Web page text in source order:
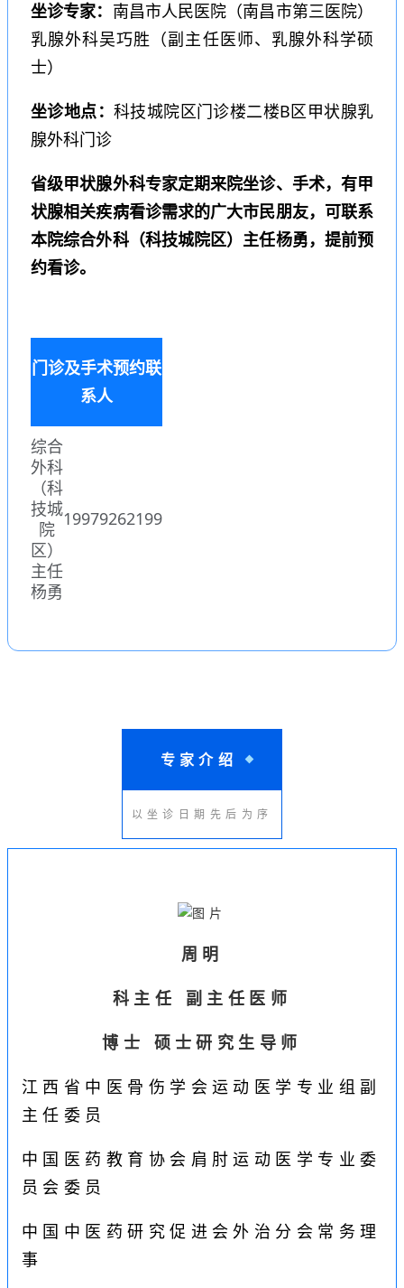
坐诊专家： 南昌市人民医院（南昌市第三医院）
乳腺外科吴巧胜（副主任医师、乳腺外科学硕
士）
坐诊地点： 科技城院区门诊楼二楼B区甲状腺乳
腺外科门诊
省级甲状腺外科专家定期来院坐诊、手术，有甲
状腺相关疾病看诊需求的广大市民朋友，可联系
本院综合外科（科技城院区）主任杨勇， 提前预
约看诊。
门诊及手术预约联
系人
综合
外科
（科
技城
院
区）
主任
杨勇
19979262199
专家介绍
以坐诊日期先后为序
周明
科主任 副主任医师
博士 硕士研究生导师
江西省中医骨伤学会运动医学专业组副
主任委员
中国医药教育协会肩肘运动医学专业委
员会委员
中国中医药研究促进会外治分会常务理
事